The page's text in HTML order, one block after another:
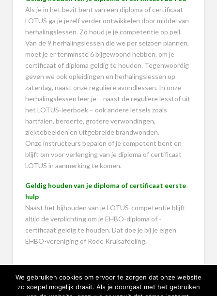
Als je in het bezit bent van een diploma of certificaat
LOTUS ga je jezelf verder ontwikkelen door middel van
herhalingslessen. Zo houd je je competentie op peil.
Van de 9 herhalingslessen die we per seizoen plannen,
moet je er tenminste 6 bijgewoond hebben, om je
certificaat of diploma geldig te houden. Tegenwoordig
geven we ook opleidingen en herhalingslessen op
zaterdag, naast onze reguliere avondlessen. In onze
herhalingslessen leer je – naast de reguliere lesstof uit
het LOTUS-leerboek – ook andere letsels zoals
hartfalen, beroerte, grotere verwondingen,
ziektebeelden en uitgebreide brandwonden.
Onze instructeurs bepalen of je competent bent en
blijft om voor verlenging van je diploma of certificaat
LOTUS in aanmerking te komen.
Geldig houden van je diploma of certificaat eerste
hulp
Naast het bijhouden van je LOTUS-competentie blijft
altijd de verplichting om je EHBO-diploma of -
certificaat geldig te houden. Dat doe je bij je eigen
EHBO-vereniging of Rode Kruisafdeling.
We gebruiken cookies om ervoor te zorgen dat onze website
zo soepel mogelijk draait. Als je doorgaat met het gebruiken